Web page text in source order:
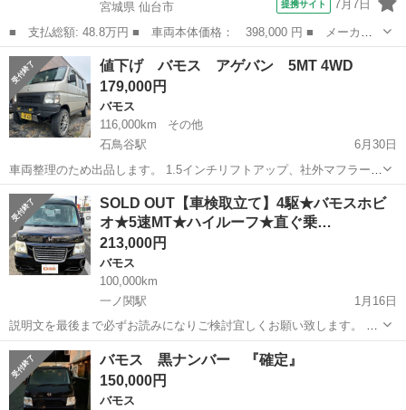
宮城県 仙台市 提携サイト 7月7日
■ 支払総額: 48.8万円 ■ 車両本体価格： 398,000 円 ■ メーカー
名： ホンダ ■ 車種名： バモス ■ グレード名： Ｇ ４ＷＤ
ディスプレイオーディオ バックカメラ ＥＴＣ リアヒーター 両
側スライドド...
宮城 仙台市 バモス
値下げ バモス アゲバン 5MT 4WD
179,000円
バモス
116,000km
その他
石鳥谷駅
6月30日
車両整理のため出品します。 1.5インチリフトアップ、社外マフラー、
14インチアルミ、M/Tタイヤ、運転席セミバケ 外装は年式相応で腐食
や傷があります。しかし、エンジンは良好なので、まだまだ現役の車
です。 前回車検時にタイミ...
岩手 花巻市 バモス アゲバン
SOLD OUT【車検取立て】4駆★バモスホビ
オ★5速MT★ハイルーフ★直ぐ乗…
213,000円
バモス
100,000km
一ノ関駅
1月16日
説明文を最後まで必ずお読みになりご検討宜しくお願い致します。 ★
車検取立てなので不具合なし♪ ⭐直ぐ乗れます♪乗って帰れます♪ ⭐️その
場で乗って帰る場合は「住民票」をお持ち下さい。他県であってもナ
ンバー変更なしで所有...
岩手 一関市 一ノ関駅 車両
バモス 黒ナンバー 『確定』
150,000円
バモス